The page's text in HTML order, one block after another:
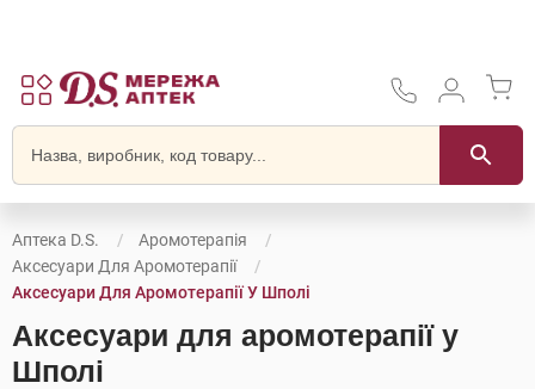
Аптека D.S.
Аромотерапія
Аксесуари Для Аромотерапії
Аксесуари Для Аромотерапії У Шполі
Аксесуари для аромотерапії у
Шполі